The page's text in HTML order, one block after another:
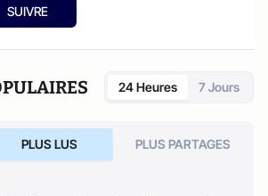
responsable de la rubrique
de ELLE, avant d’écrire sur les
Le Phare à partir de 2005 sur le site du
qui a fermé sa plateforme de blogs.
2007.
SUIVRE
24 Heures 7 Jours
PLUS LUS PLUS PARTAGES